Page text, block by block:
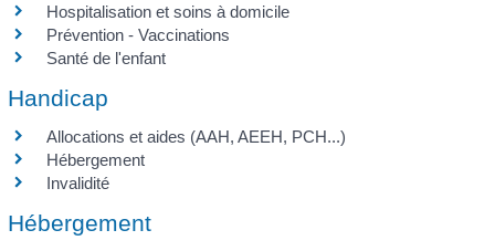
Hospitalisation et soins à domicile
Prévention - Vaccinations
Santé de l'enfant
Handicap
Allocations et aides (AAH, AEEH, PCH...)
Hébergement
Invalidité
Hébergement